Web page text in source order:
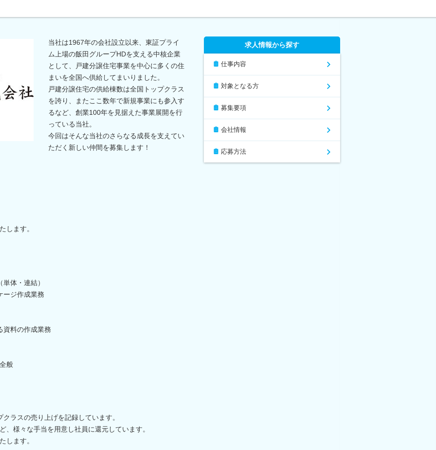
当社は1967年の会社設立以来、東証プライ
ム上場の飯田グループHDを支える中核企業
として、戸建分譲住宅事業を中心に多くの住
まいを全国へ供給してまいりました。
戸建分譲住宅の供給棟数は全国トップクラス
を誇り、またここ数年で新規事業にも参入す
るなど、創業100年を見据えた事業展開を行
っている当社。
今回はそんな当社のさらなる成長を支えてい
ただく新しい仲間を募集します！
します。
体・連結）
ージ作成業務
資料の作成業務
般
ラスの売り上げを記録しています。
、様々な手当を用意し社員に還元しています。
します。
求人情報から探す
仕事内容
対象となる方
募集要項
会社情報
応募方法